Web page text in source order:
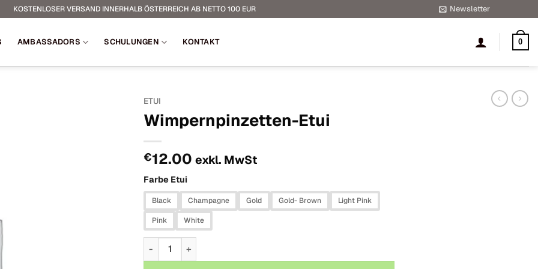
KOSTENLOSER VERSAND INNERHALB ÖSTERREICH AB NETTO 100 EUR Newsletter
AMBASSADORS SCHULUNGEN KONTAKT 0
ETUI
Wimpernpinzetten-Etui
€12.00 exkl. MwSt
Farbe Etui
Black Champagne Gold Gold- Brown Light Pink
Pink White
Wimpernpinzetten-Etui Menge